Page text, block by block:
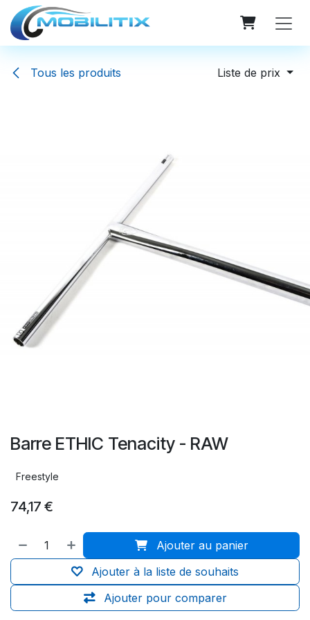
Se rendre au contenu
Tous les produits Liste de prix
Barre ETHIC Tenacity - RAW
Freestyle
74,17 €
Ajouter au panier
Ajouter pour comparer
Ajouter à la liste de souhaits